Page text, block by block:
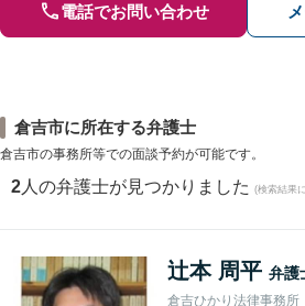
電話でお問い合わせ
倉吉市に所在する弁護士
倉吉市の事務所等での面談予約が可能です。
2 人の弁護士が見つかりました (検索結果
辻本 周平 弁護
倉吉ひかり法律事務所